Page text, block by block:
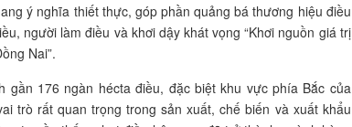
ý nghĩa thiết thực, góp phần quảng bá thương hiệu điều
người làm điều và khơi dậy khát vọng “Khơi nguồn giá trị
Nai”.
gần 176 ngàn hécta điều, đặc biệt khu vực phía Bắc của
trò rất quan trọng trong sản xuất, chế biến và xuất khẩu